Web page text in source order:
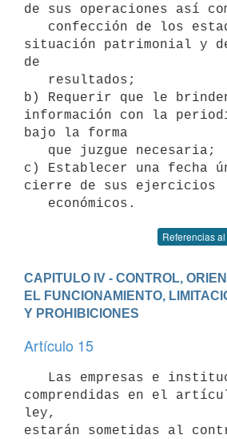
de sus operaciones así
situación patrimonial y
de
b) Requerir que le
información con la
bajo la forma
c) Establecer una fecha
cierre de sus ejercicios
Referencias
CAPITULO IV - CONTROL,
EL FUNCIONAMIENTO,
Y PROHIBICIONES
Artículo 15
comprendidas en el
ley,
estarán sometidas al